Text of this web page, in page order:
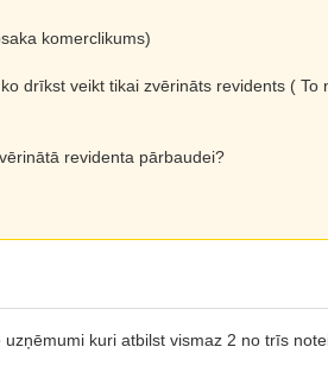
komerclikums)
drīkst veikt tikai zvērināts revidents ( To
revidenta pārbaudei?
kuri atbilst vismaz 2 no trīs